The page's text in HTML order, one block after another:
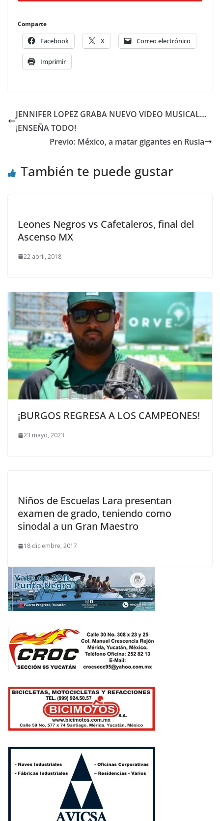
Comparte
Facebook X Correo electrónico
Imprimir
JENNIFER LOPEZ GRABA NUEVO VIDEO MUSICAL…
¡ENSEÑA TODO!
Previo: México, a matar gigantes en Rusia
También te puede gustar
Leones Negros vs Cafetaleros, final del
Ascenso MX
22 abril, 2018
¡BURGOS REGRESA A LOS CAMPEONES!
23 mayo, 2023
Niños de Escuelas Lara presentan
examen de grado, teniendo como
sinodal a un Gran Maestro
18 diciembre, 2017